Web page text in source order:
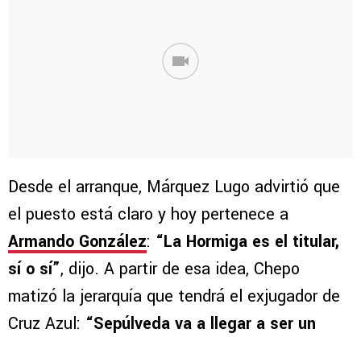
Desde el arranque, Márquez Lugo advirtió que
el puesto está claro y hoy pertenece a
Armando González: “La Hormiga es el titular,
sí o sí”, dijo. A partir de esa idea, Chepo
matizó la jerarquía que tendrá el exjugador de
Cruz Azul: “Sepúlveda va a llegar a ser un